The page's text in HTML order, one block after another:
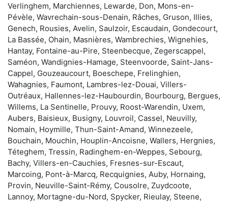
Verlinghem, Marchiennes, Lewarde, Don, Mons-en-
Pévèle, Wavrechain-sous-Denain, Râches, Gruson, Illies,
Genech, Rousies, Avelin, Saulzoir, Escaudain, Gondecourt,
La Bassée, Ohain, Masnières, Wambrechies, Wignehies,
Hantay, Fontaine-au-Pire, Steenbecque, Zegerscappel,
Saméon, Wandignies-Hamage, Steenvoorde, Saint-Jans-
Cappel, Gouzeaucourt, Boeschepe, Frelinghien,
Wahagnies, Faumont, Lambres-lez-Douai, Villers-
Outréaux, Hallennes-lez-Haubourdin, Bourbourg, Bergues,
Willems, La Sentinelle, Prouvy, Roost-Warendin, Uxem,
Aubers, Baisieux, Busigny, Louvroil, Cassel, Neuvilly,
Nomain, Hoymille, Thun-Saint-Amand, Winnezeele,
Bouchain, Mouchin, Houplin-Ancoisne, Wallers, Hergnies,
Téteghem, Tressin, Radinghem-en-Weppes, Sebourg,
Bachy, Villers-en-Cauchies, Fresnes-sur-Escaut,
Marcoing, Pont-à-Marcq, Recquignies, Auby, Hornaing,
Provin, Neuville-Saint-Rémy, Cousolre, Zuydcoote,
Lannoy, Mortagne-du-Nord, Spycker, Rieulay, Steene,